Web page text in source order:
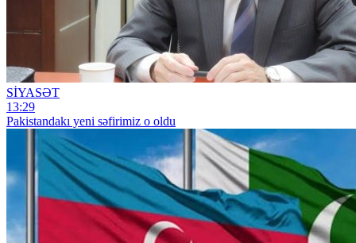
SİYASƏT
13:29
Pakistandakı yeni səfirimiz o oldu